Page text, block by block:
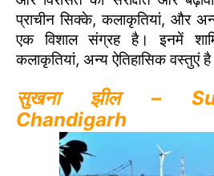
प्राचीन सिक्के, कलाकृतियां, और
एक विशाल संग्रह है। इनमें
कलाकृतियां, अन्य ऐतिहासिक वस्तुएं है |
सुखना झील –
Chandigarh